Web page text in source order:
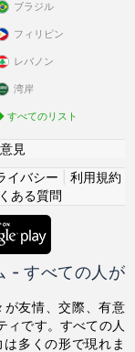
ブラジル
フィリピン
レバノン
湾岸
すべてのリスト
意見
イバシー
利用規約
ある質問
- すべての人が
友情、交際、有意
ィです。すべての人
多くの形で現れま